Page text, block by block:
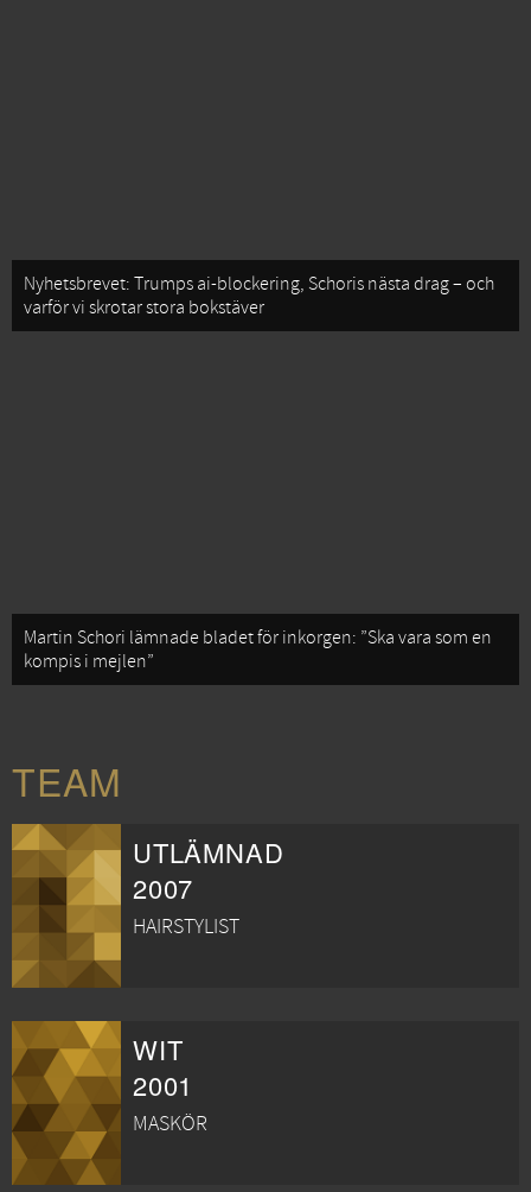
Nyhetsbrevet: Trumps ai-blockering, Schoris nästa drag – och
varför vi skrotar stora bokstäver
Martin Schori lämnade bladet för inkorgen: ”Ska vara som en
kompis i mejlen”
TEAM
UTLÄMNAD
2007
HAIRSTYLIST
WIT
2001
MASKÖR